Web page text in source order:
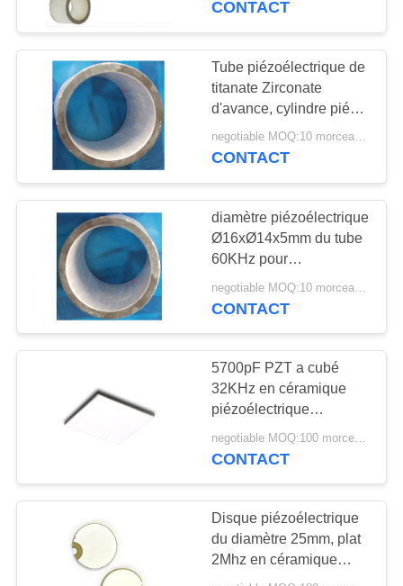
CONTACT
Tube piézoélectrique de
titanate Zirconate
d'avance, cylindre piézo-
électrique
Ø11xØ8.6x10mm
negotiable MOQ:10 morceaux/morceaux
CONTACT
diamètre piézoélectrique
Ø16xØ14x5mm du tube
60KHz pour
l'hydrophone
ultrasonique
CONTACT
5700pF PZT a cubé
32KHz en céramique
piézoélectrique
50x20x1MHz pour
l'hydrophone
negotiable MOQ:100 morceaux/morceaux
CONTACT
Disque piézoélectrique
du diamètre 25mm, plat
2Mhz en céramique
piézoélectrique rond